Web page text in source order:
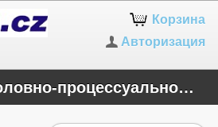
Корзина
Авторизация
Уголовное и уголовно-процессуальное право